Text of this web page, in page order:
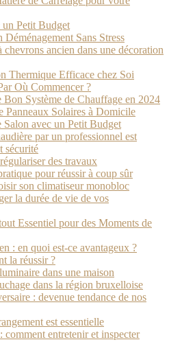
un Petit Budget
Sans Stress
ancien dans une décoration
Thermique Efficace chez Soi
Où Commencer ?
Système de Chauffage en 2024
Panneaux Solaires à Domicile
avec un Petit Budget
par un professionnel est
sécurité
des travaux
pour réussir à coup sûr
son climatiseur monobloc
la durée de vie de vos
Essentiel pour des Moments de
: en quoi est-ce avantageux ?
la réussir ?
dans une maison
dans la région bruxelloise
: devenue tendance de nos
est essentielle
comment entretenir et inspecter